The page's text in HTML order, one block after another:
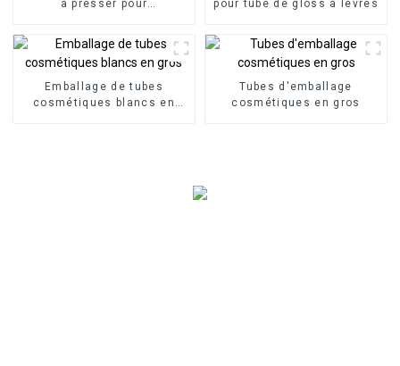
à presser pour
pour tube de gloss à lèvres
Emballage de tubes
cosmétiques blancs en
Tubes d'emballage
cosmétiques en gros